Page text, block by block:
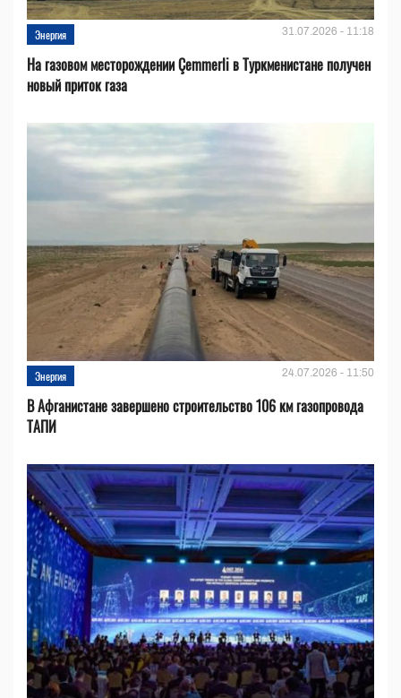
Энергия 31.07.2026 - 11:18
На газовом месторождении Çemmerli в Туркменистане получен
новый приток газа
Энергия 24.07.2026 - 11:50
В Афганистане завершено строительство 106 км газопровода
ТАПИ